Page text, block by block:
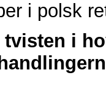
i polsk
tvisten i